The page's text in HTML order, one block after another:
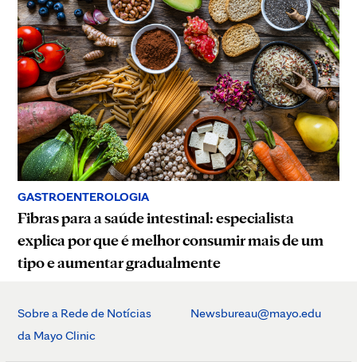
GASTROENTEROLOGIA
Fibras para a saúde intestinal: especialista
explica por que é melhor consumir mais de um
tipo e aumentar gradualmente
Sobre a Rede de Notícias
da Mayo Clinic
Newsbureau@mayo.edu